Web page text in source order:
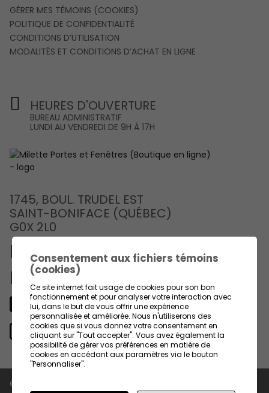
GÉRER MES TÉMOINS (COOKIES)
POLITIQUE DE CONFIDENTIALITÉ
CONDITIONS D’UTILISATION
MODALITÉS ET CONDITIONS D’ACHAT EN LIGNE
HEURES D'OUVERTURE
BUREAU ADMINISTRATIF
LUNDI AU VENDREDI DE 9H À 17H
1745, BOUL. TRUDEL EST
SAINT-BONIFACE (QUÉBEC)
G0X 2L0
819 535-3325
Facebook
Site Web
© 2026
Consentement aux fichiers témoins
(cookies)
Ce site internet fait usage de cookies pour son bon
fonctionnement et pour analyser votre interaction avec
lui, dans le but de vous offrir une expérience
personnalisée et améliorée. Nous n'utiliserons des
cookies que si vous donnez votre consentement en
cliquant sur "Tout accepter". Vous avez également la
possibilité de gérer vos préférences en matière de
cookies en accédant aux paramètres via le bouton
"Personnaliser".